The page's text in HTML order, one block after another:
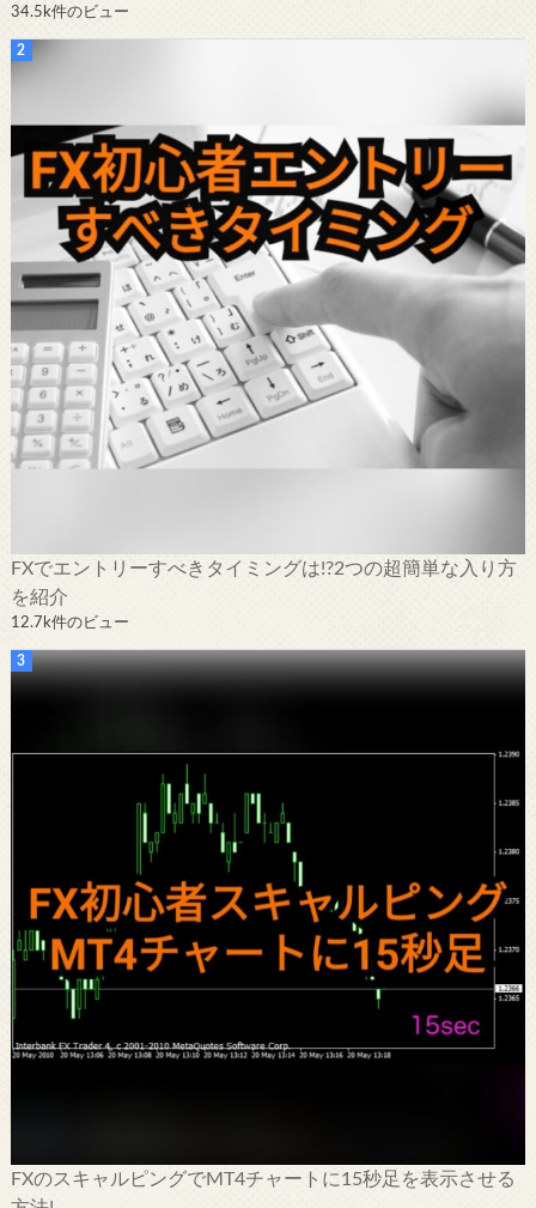
34.5k件のビュー
FXでエントリーすべきタイミングは!?2つの超簡単な入り方
を紹介
12.7k件のビュー
FXのスキャルピングでMT4チャートに15秒足を表示させる